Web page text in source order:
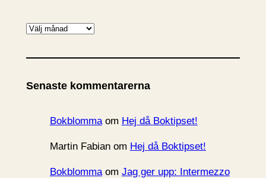
A
k
v
Senaste kommentarerna
Bokblommaom Hej då Boktipset!
Martin Fabianom Hej då Boktipset!
Bokblommaom Jag ger upp: Intermezzo